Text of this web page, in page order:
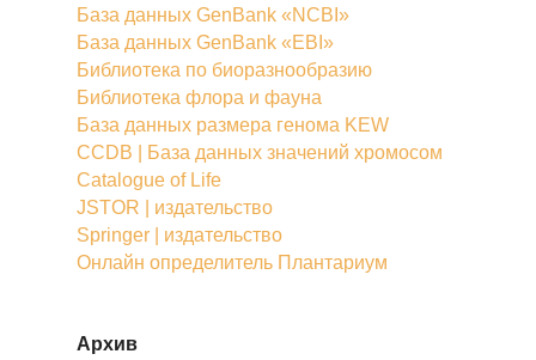
База данных GenBank «NCBI»
База данных GenBank «EBI»
Библиотека по биоразнообразию
Библиотека флора и фауна
База данных размера генома KEW
CCDB | База данных значений хромосом
Catalogue of Life
JSTOR | издательство
Springer | издательство
Онлайн определитель Плантариум
Архив